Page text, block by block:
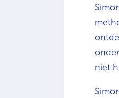
niet